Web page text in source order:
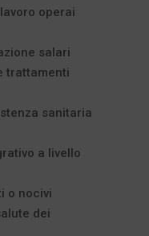
operai
salari
trattamenti
sanitaria
a livello
o nocivi
dei